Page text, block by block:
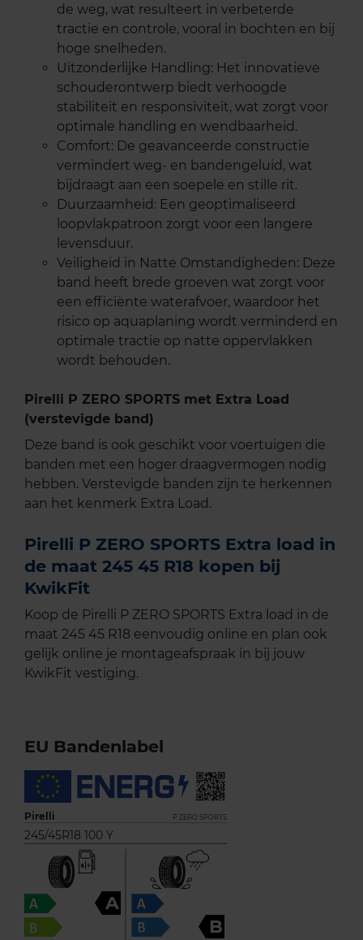
de weg, wat resulteert in verbeterde
tractie en controle, vooral in bochten en bij
hoge snelheden.
Uitzonderlijke Handling: Het innovatieve
schouderontwerp biedt verhoogde
stabiliteit en responsiviteit, wat zorgt voor
optimale handling en wendbaarheid.
Comfort: De geavanceerde constructie
vermindert weg- en bandengeluid, wat
bijdraagt aan een soepele en stille rit.
Duurzaamheid: Een geoptimaliseerd
loopvlakpatroon zorgt voor een langere
levensduur.
Veiligheid in Natte Omstandigheden: Deze
band heeft brede groeven wat zorgt voor
een efficiënte waterafvoer, waardoor het
risico op aquaplaning wordt verminderd en
optimale tractie op natte oppervlakken
wordt behouden.
Pirelli P ZERO SPORTS met Extra Load
(verstevigde band)
Deze band is ook geschikt voor voertuigen die
banden met een hoger draagvermogen nodig
hebben. Verstevigde banden zijn te herkennen
aan het kenmerk Extra Load.
Pirelli P ZERO SPORTS Extra load in
de maat 245 45 R18 kopen bij
KwikFit
Koop de Pirelli P ZERO SPORTS Extra load in de
maat 245 45 R18 eenvoudig online en plan ook
gelijk online je montageafspraak in bij jouw
KwikFit vestiging.
EU Bandenlabel
Pirelli P ZERO SPORTS
245/45R18 100 Y
A
B